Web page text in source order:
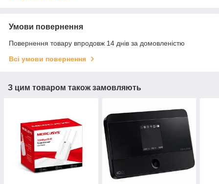
Умови повернення
Повернення товару впродовж 14 днів за домовленістю
Всі умови повернення
З цим товаром також замовляють